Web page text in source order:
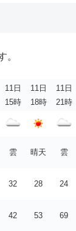
。
11日
15時
11日
18時
11日
21時
雲 晴天 雲
32 28 24
42 53 69